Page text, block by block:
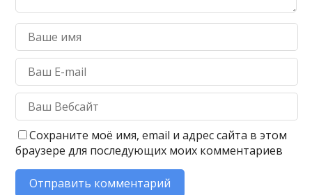
Сохраните моё имя, email и адрес сайта в этом
браузере для последующих моих комментариев